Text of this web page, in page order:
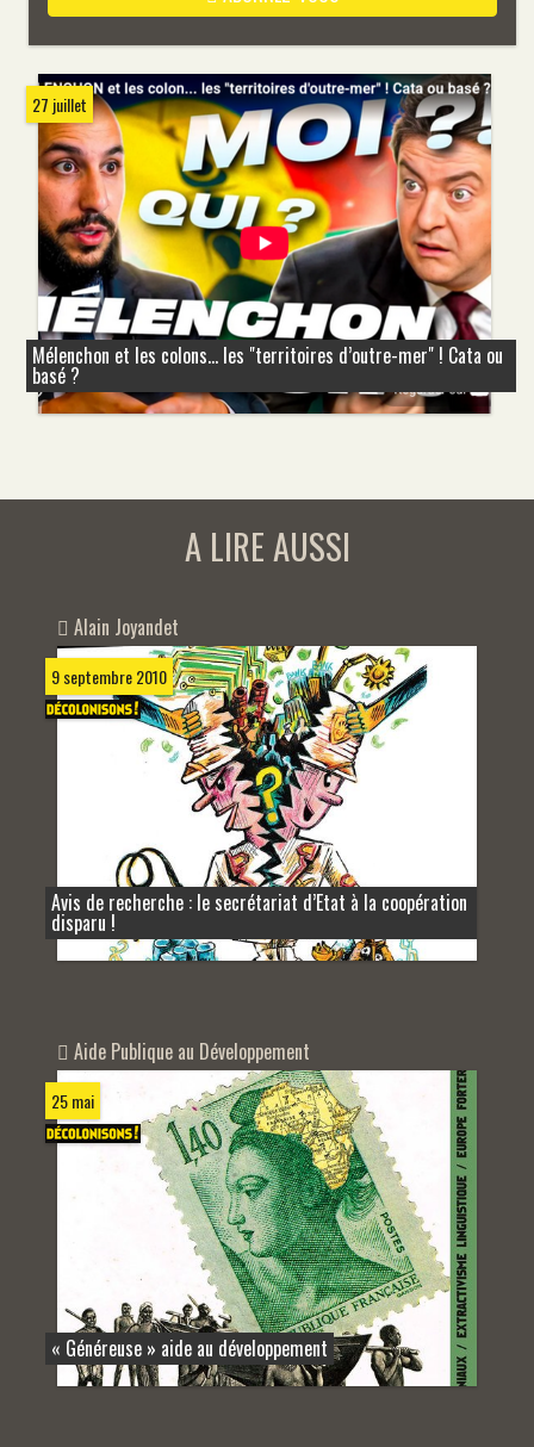
27 juillet
Mélenchon et les colons... les "territoires d’outre-mer" ! Cata ou
basé ?
A LIRE AUSSI
Alain Joyandet
9 septembre 2010
Avis de recherche : le secrétariat d’Etat à la coopération
disparu !
Aide Publique au Développement
25 mai
« Généreuse » aide au développement